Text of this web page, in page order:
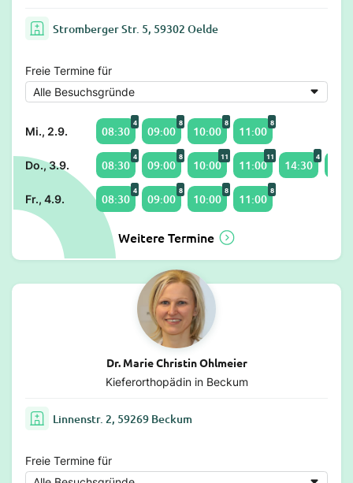
Stromberger Str. 5, 59302 Oelde
Freie Termine für
Mi., 2.9. 08:30
4
09:00
8
10:00
8
11:00
8
Do., 3.9. 08:30
4
09:00
8
10:00
11
11:00
11
14:30
4
Fr., 4.9. 08:30
4
09:00
8
10:00
8
11:00
8
Weitere Termine
Dr. Marie Christin Ohlmeier
Kieferorthopädin in Beckum
Linnenstr. 2, 59269 Beckum
Freie Termine für